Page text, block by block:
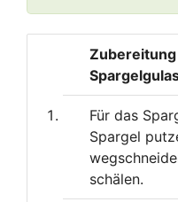
Zubereitung
Für das
Spargel
schälen.